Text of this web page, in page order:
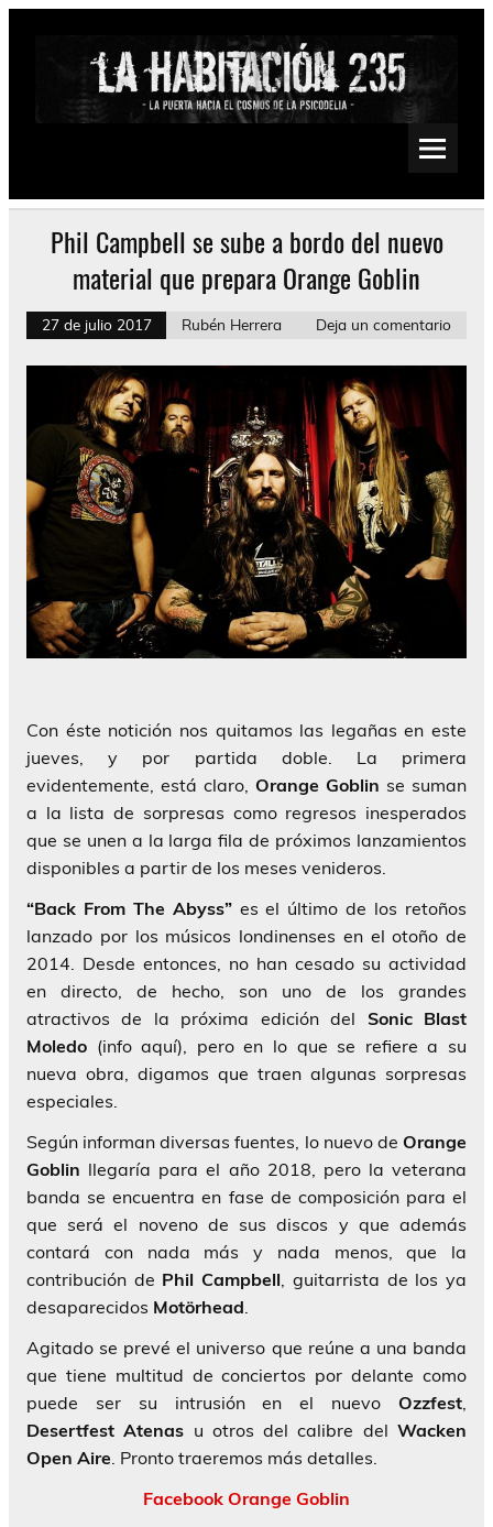
Saltar
Psychedelic, Stoner, Doom, Sludge, Fuzz, Space, Drone
Phil Campbell se sube a bordo del nuevo
material que prepara Orange Goblin
27 de julio 2017 Rubén Herrera Deja un comentario
Con éste notición nos quitamos las legañas en este
jueves, y por partida doble. La primera
evidentemente, está claro, Orange Goblin se suman
a la lista de sorpresas como regresos inesperados
que se unen a la larga fila de próximos lanzamientos
disponibles a partir de los meses venideros.
“Back From The Abyss”es el último de los retoños
lanzado por los músicos londinenses en el otoño de
2014. Desde entonces, no han cesado su actividad
en directo, de hecho, son uno de los grandes
atractivos de la próxima edición del Sonic Blast
Moledo (info aquí), pero en lo que se refiere a su
nueva obra, digamos que traen algunas sorpresas
especiales.
Según informan diversas fuentes, lo nuevo de Orange
Goblin llegaría para el año 2018, pero la veterana
banda se encuentra en fase de composición para el
que será el noveno de sus discos y que además
contará con nada más y nada menos, que la
contribución de Phil Campbell, guitarrista de los ya
desaparecidos Motörhead.
Agitado se prevé el universo que reúne a una banda
que tiene multitud de conciertos por delante como
puede ser su intrusión en el nuevo Ozzfest,
Desertfest Atenas u otros del calibre delWacken
Open Aire. Pronto traeremos más detalles.
Facebook Orange Goblin